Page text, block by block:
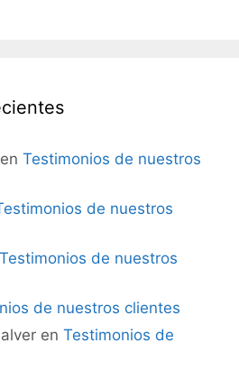
en Testimonios de nuestros
de nuestros
Testimonios de nuestros
de nuestros clientes
en Testimonios de